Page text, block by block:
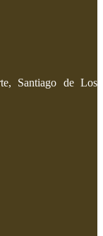
Santiago de Los